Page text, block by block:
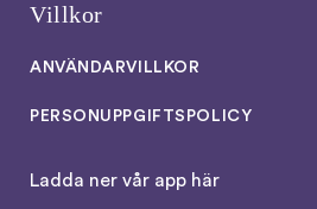
Villkor
ANVÄNDARVILLKOR
PERSONUPPGIFTSPOLICY
Ladda ner vår app här